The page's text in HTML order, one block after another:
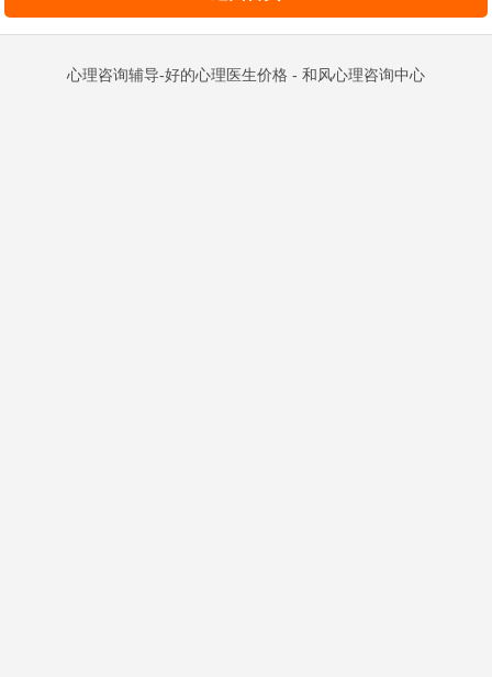
心理咨询辅导-好的心理医生价格 - 和风心理咨询中心